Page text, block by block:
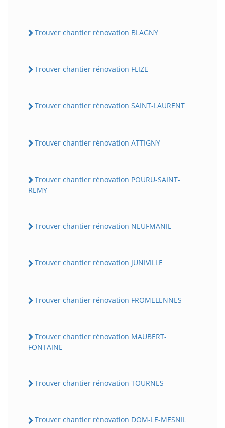
Trouver chantier rénovation BLAGNY
Trouver chantier rénovation FLIZE
Trouver chantier rénovation SAINT-LAURENT
Trouver chantier rénovation ATTIGNY
Trouver chantier rénovation POURU-SAINT-
REMY
Trouver chantier rénovation NEUFMANIL
Trouver chantier rénovation JUNIVILLE
Trouver chantier rénovation FROMELENNES
Trouver chantier rénovation MAUBERT-
FONTAINE
Trouver chantier rénovation TOURNES
Trouver chantier rénovation DOM-LE-MESNIL